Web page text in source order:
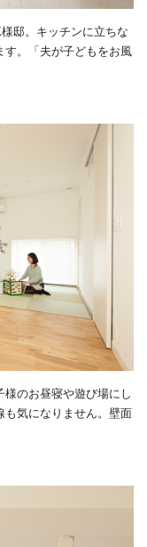
邸。キッチンに立ちな
す。「夫が子どもをお風
て家事も子育てもしや
様のお昼寝や遊び場にし
も気になりません。壁面
部を設けることで階段